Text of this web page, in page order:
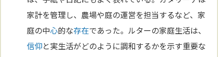
家計を管理し、農場や庭の運営を担当するなど、家
庭の中心的な存在であった。ルターの家庭生活は、
信仰と実生活がどのように調和するかを示す重要な